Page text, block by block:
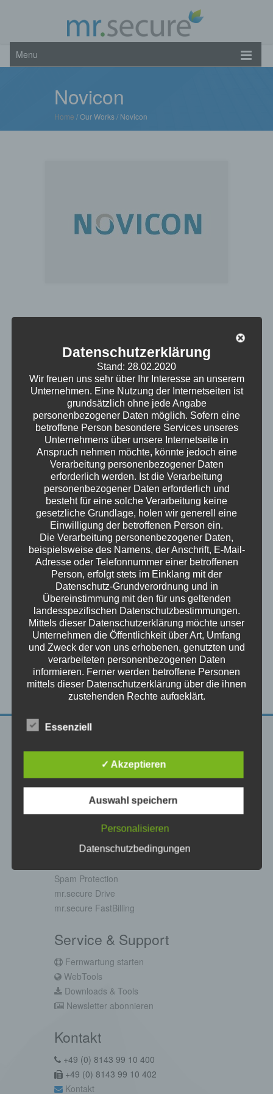
Menu
Novicon
Home / Our Works / Novicon
IT-Infrastruktur - Installation eines
leistungsstarken Servers - Active-Directory
Integration Folgende mr.secure Lösungen
sind im Einsatz: - mr.secure Virenschutz
Show More
Project Details
Name Novicon
Date 10 Fr. 2015
Categories Referenzen
Author Peter Merkl
Visit Site
Referenzen
Cloud-Produkte
Spam Protection
mr.secure Drive
mr.secure FastBilling
Service & Support
Fernwartung starten
WebTools
Downloads & Tools
Newsletter abonnieren
Kontakt
+49 (0) 8143 99 10 400
+49 (0) 8143 99 10 402
Kontakt
Datenschutzerklärung
Stand: 28.02.2020
Wir freuen uns sehr über Ihr Interesse an unserem
Unternehmen. Eine Nutzung der Internetseiten ist
grundsätzlich ohne jede Angabe
personenbezogener Daten möglich. Sofern eine
betroffene Person besondere Services unseres
Unternehmens über unsere Internetseite in
Anspruch nehmen möchte, könnte jedoch eine
Verarbeitung personenbezogener Daten
erforderlich werden. Ist die Verarbeitung
personenbezogener Daten erforderlich und
besteht für eine solche Verarbeitung keine
gesetzliche Grundlage, holen wir generell eine
Einwilligung der betroffenen Person ein.
Die Verarbeitung personenbezogener Daten,
beispielsweise des Namens, der Anschrift, E-Mail-
Adresse oder Telefonnummer einer betroffenen
Person, erfolgt stets im Einklang mit der
Datenschutz-Grundverordnung und in
Übereinstimmung mit den für uns geltenden
landesspezifischen Datenschutzbestimmungen.
Mittels dieser Datenschutzerklärung möchte unser
Unternehmen die Öffentlichkeit über Art, Umfang
und Zweck der von uns erhobenen, genutzten und
verarbeiteten personenbezogenen Daten
informieren. Ferner werden betroffene Personen
mittels dieser Datenschutzerklärung über die ihnen
zustehenden Rechte aufgeklärt.
Maßnahmen umgesetzt, um einen möglichst
sicherzustellen. Dennoch können Internetbasierte
Datenübertragungen grundsätzlich
Schutz nicht gewährleistet werden kann. Aus
diesem Grund steht es jeder betroffenen Person
frei, personenbezogene Daten auch auf
alternativen Wegen, beispielsweise telefonisch, an
uns zu übermitteln.
Begriffsbestimmungen
Die Datenschutzerklärung beruht auf den
Richtlinien- und Verordnungsgeber beim Erlass
verwendet wurden. Unsere Datenschutzerklärung
soll sowohl für die Öffentlichkeit als auch für
unsere Kunden und Geschäftspartner einfach
lesbar und verständlich sein. Um dies zu
gewährleisten, möchten wir vorab die verwendeten
Wir verwenden in dieser Datenschutzerklärung
a) personenbezogene Daten
Personenbezogene Daten sind alle Informationen,
die sich auf eine identifizierte oder identifizierbare
natürliche Person (im Folgenden „betroffene
Essenziell
✓ Akzeptieren
Auswahl speichern
Personalisieren
Datenschutzbedingungen